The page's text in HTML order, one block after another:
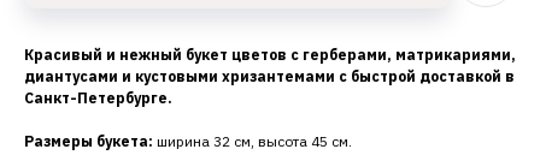
Красивый и нежный букет цветов с герберами, матрикариями,
диантусами и кустовыми хризантемами с быстрой доставкой в
Санкт-Петербурге.
Размеры букета: ширина 32 см, высота 45 см.